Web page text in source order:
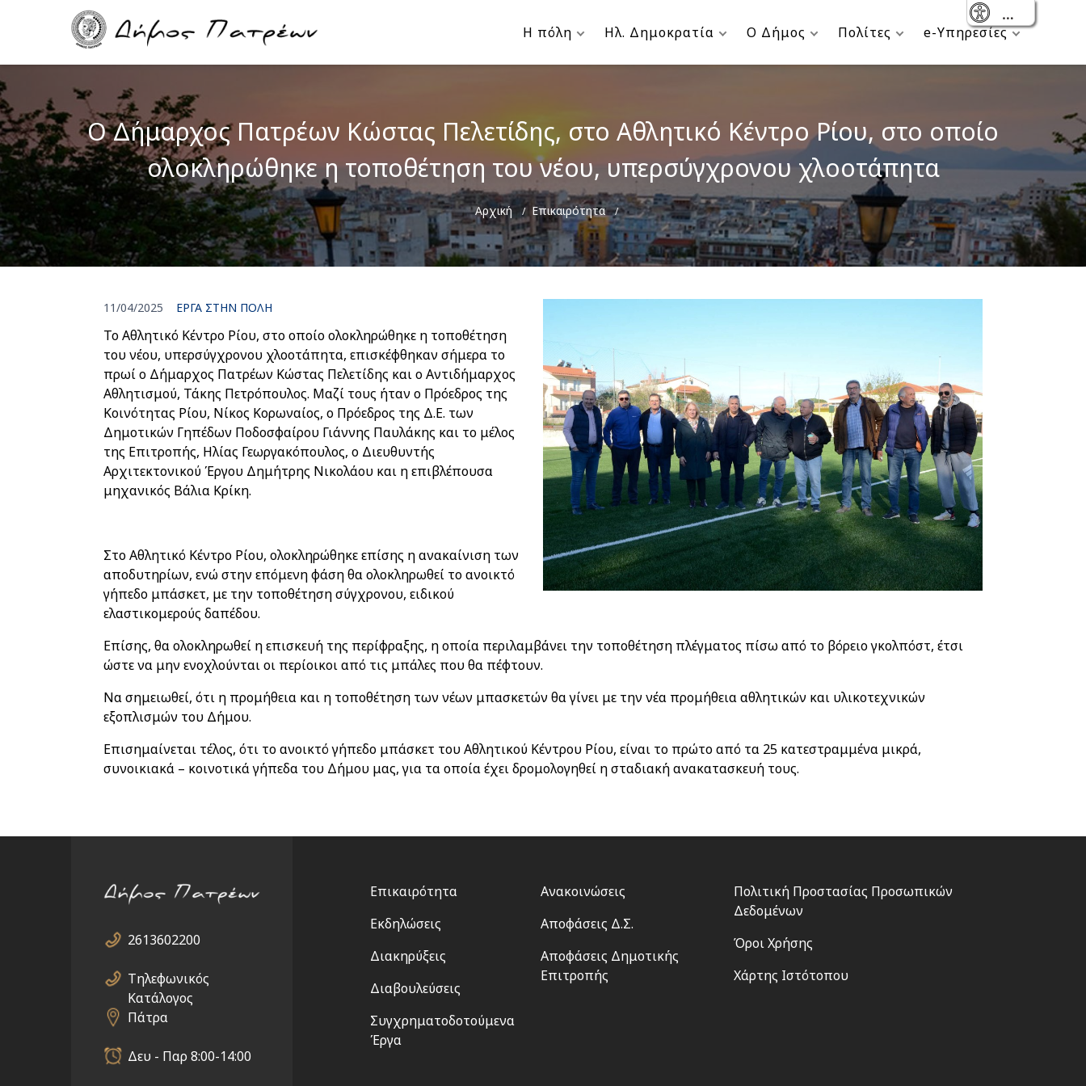
content
Main
navigation
Η πόλη Ηλ. Δημοκρατία Ο Δήμος Πολίτες e-Υπηρεσίες
O Δήμαρχος Πατρέων Κώστας Πελετίδης, στο Αθλητικό Κέντρο Ρίου, στο οποίο
ολοκληρώθηκε η τοποθέτηση του νέου, υπερσύγχρονου χλοοτάπητα
Breadcrumb
Αρχική Επικαιρότητα
11/04/2025 ΕΡΓΑ ΣΤΗΝ ΠΟΛΗ
Το Αθλητικό Κέντρο Ρίου, στο οποίο ολοκληρώθηκε η τοποθέτηση
του νέου, υπερσύγχρονου χλοοτάπητα, επισκέφθηκαν σήμερα το
πρωί ο Δήμαρχος Πατρέων Κώστας Πελετίδης και ο Αντιδήμαρχος
Αθλητισμού, Τάκης Πετρόπουλος. Μαζί τους ήταν ο Πρόεδρος της
Κοινότητας Ρίου, Νίκος Κορωναίος, ο Πρόεδρος της Δ.Ε. των
Δημοτικών Γηπέδων Ποδοσφαίρου Γιάννης Παυλάκης και το μέλος
της Επιτροπής, Ηλίας Γεωργακόπουλος, ο Διευθυντής
Αρχιτεκτονικού Έργου Δημήτρης Νικολάου και η επιβλέπουσα
μηχανικός Βάλια Κρίκη.
Στο Αθλητικό Κέντρο Ρίου, ολοκληρώθηκε επίσης η ανακαίνιση των
αποδυτηρίων, ενώ στην επόμενη φάση θα ολοκληρωθεί το ανοικτό
γήπεδο μπάσκετ, με την τοποθέτηση σύγχρονου, ειδικού
ελαστικομερούς δαπέδου.
Επίσης, θα ολοκληρωθεί η επισκευή της περίφραξης, η οποία περιλαμβάνει την τοποθέτηση πλέγματος πίσω από το βόρειο γκολπόστ, έτσι
ώστε να μην ενοχλούνται οι περίοικοι από τις μπάλες που θα πέφτουν.
Να σημειωθεί, ότι η προμήθεια και η τοποθέτηση των νέων μπασκετών θα γίνει με την νέα προμήθεια αθλητικών και υλικοτεχνικών
εξοπλισμών του Δήμου.
Επισημαίνεται τέλος, ότι το ανοικτό γήπεδο μπάσκετ του Αθλητικού Κέντρου Ρίου, είναι το πρώτο από τα 25 κατεστραμμένα μικρά,
συνοικιακά – κοινοτικά γήπεδα του Δήμου μας, για τα οποία έχει δρομολογηθεί η σταδιακή ανακατασκευή τους.
2613602200
Τηλεφωνικός
Κατάλογος
Πάτρα
Δευ - Παρ 8:00-14:00
Footer
Επικαιρότητα
Εκδηλώσεις
Διακηρύξεις
Διαβουλεύσεις
Συγχρηματοδοτούμενα
Έργα
Footer
Ανακοινώσεις
Αποφάσεις Δ.Σ.
Αποφάσεις Δημοτικής
Επιτροπής
Footer
Πολιτική Προστασίας Προσωπικών
Δεδομένων
Όροι Χρήσης
Χάρτης Ιστότοπου